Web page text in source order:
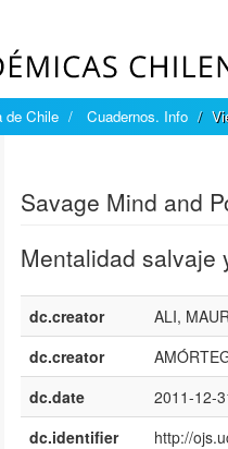
de Chile Cuadernos. Info
Savage Mind and
Mentalidad salvaje
dc.creator
ALI,
dc.creator
dc.date
2011-12-
dc.identifier
http://